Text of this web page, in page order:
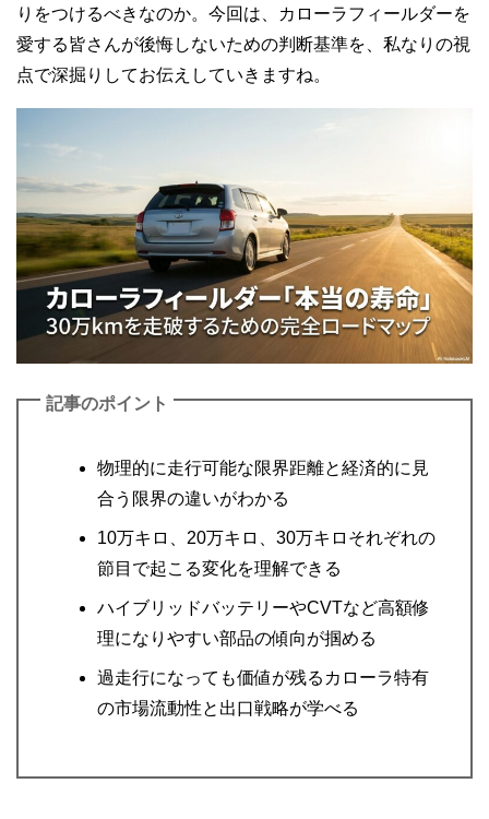
りをつけるべきなのか。今回は、カローラフィールダーを
愛する皆さんが後悔しないための判断基準を、私なりの視
点で深掘りしてお伝えしていきますね。
記事のポイント
物理的に走行可能な限界距離と経済的に見
合う限界の違いがわかる
10万キロ、20万キロ、30万キロそれぞれの
節目で起こる変化を理解できる
ハイブリッドバッテリーやCVTなど高額修
理になりやすい部品の傾向が掴める
過走行になっても価値が残るカローラ特有
の市場流動性と出口戦略が学べる